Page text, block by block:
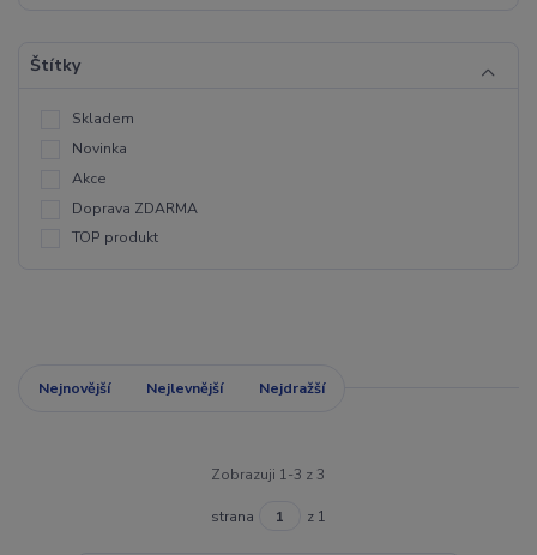
Štítky
Skladem
Novinka
Akce
Doprava ZDARMA
TOP produkt
Nejnovější Nejlevnější Nejdražší
Zobrazuji 1-3 z 3
strana z 1